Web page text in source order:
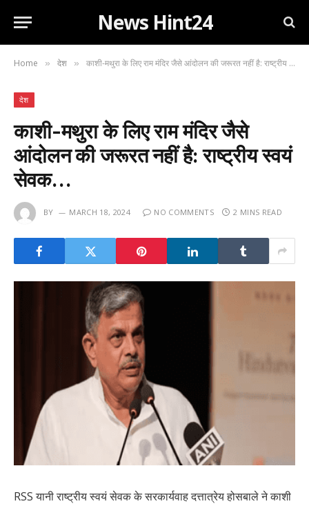
News Hint24
Home » देश » काशी-मथुरा के लिए राम मंदिर जैसे आंदोलन की जरूरत नहीं है: राष्ट्रीय स्वयं सेवक…
देश
काशी-मथुरा के लिए राम मंदिर जैसे
आंदोलन की जरूरत नहीं है: राष्ट्रीय स्वयं
सेवक…
BY MARCH 18, 2024 NO COMMENTS 2 MINS READ
RSS यानी राष्ट्रीय स्वयं सेवक के सरकार्यवाह दत्तात्रेय होसबाले ने काशी